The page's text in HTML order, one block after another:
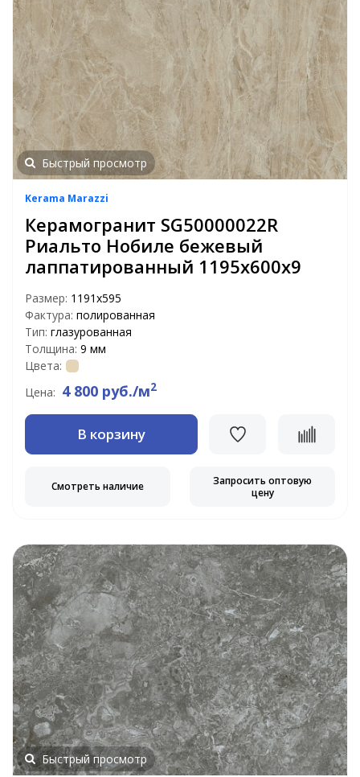
Быстрый просмотр
Kerama Marazzi
Керамогранит SG50000022R
Риальто Нобиле бежевый
лаппатированный 1195х600х9
Размер: 1191x595
Фактура: полированная
Тип: глазурованная
Толщина: 9 мм
Цвета:
Цена: 4 800 руб./м2
В корзину
Смотреть наличие
Запросить оптовую
цену
Быстрый просмотр